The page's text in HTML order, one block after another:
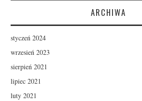
ARCHIWA
styczeń 2024
wrzesień 2023
sierpień 2021
lipiec 2021
luty 2021